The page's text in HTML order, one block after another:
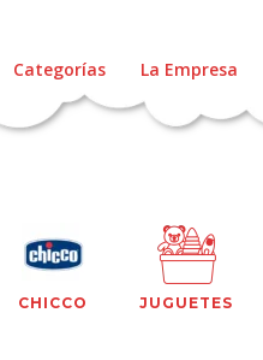
Categorías La Empresa
CHICCO JUGUETES